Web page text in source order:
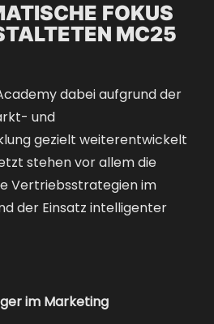
FOKUS
MC25
dabei aufgrund der
und
gezielt weiterentwickelt
stehen vor allem die
Vertriebsstrategien im
der Einsatz intelligenter
im Marketing